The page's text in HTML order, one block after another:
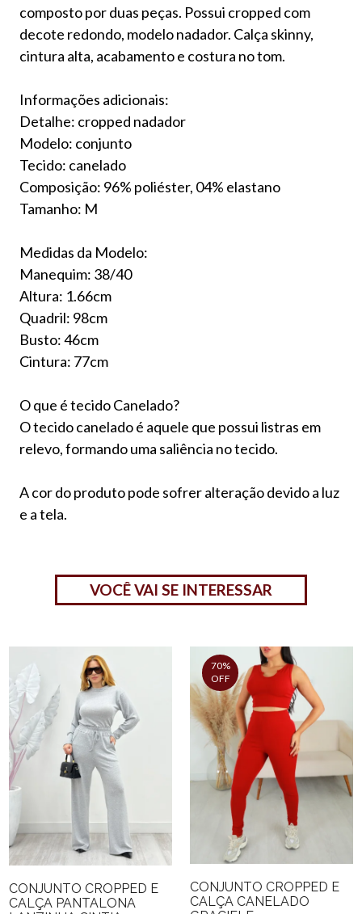
composto por duas peças. Possui cropped com
decote redondo, modelo nadador. Calça skinny,
cintura alta, acabamento e costura no tom.
Informações adicionais:
Detalhe: cropped nadador
Modelo: conjunto
Tecido: canelado
Composição: 96% poliéster, 04% elastano
Tamanho: M
Medidas da Modelo:
Manequim: 38/40
Altura: 1.66cm
Quadril: 98cm
Busto: 46cm
Cintura: 77cm
O que é tecido Canelado?
O tecido canelado é aquele que possui listras em
relevo, formando uma saliência no tecido.
A cor do produto pode sofrer alteração devido a luz
e a tela.
VOCÊ VAI SE INTERESSAR
CONJUNTO CROPPED E
CALÇA PANTALONA
70%
OFF
CONJUNTO CROPPED E
CALÇA CANELADO